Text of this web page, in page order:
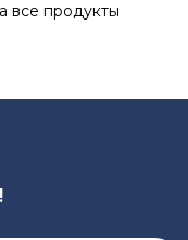
все продукты